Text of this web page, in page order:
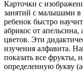
Карточки с
занятий с малышами
ребенок быстро
абрикос от
цветов. Эти
изучения алфавита.
показать все фрукты,
определенную букву